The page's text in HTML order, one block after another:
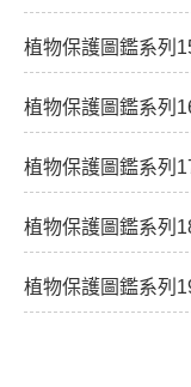
植物保護圖鑑系列
植物保護圖鑑系列
植物保護圖鑑系列
植物保護圖鑑系列
植物保護圖鑑系列